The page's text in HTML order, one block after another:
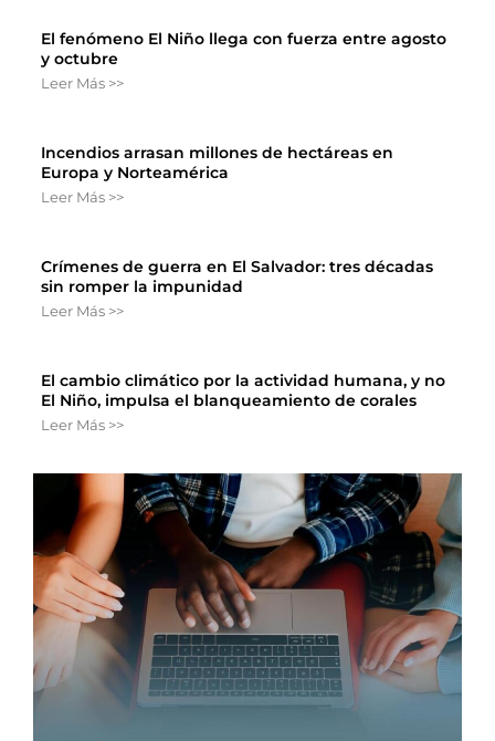
El fenómeno El Niño llega con fuerza entre agosto
y octubre
Leer Más >>
Incendios arrasan millones de hectáreas en
Europa y Norteamérica
Leer Más >>
Crímenes de guerra en El Salvador: tres décadas
sin romper la impunidad
Leer Más >>
El cambio climático por la actividad humana, y no
El Niño, impulsa el blanqueamiento de corales
Leer Más >>